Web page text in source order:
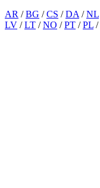
AR /BG /CS /DA/NL
LV /LT /NO /PT /PL /